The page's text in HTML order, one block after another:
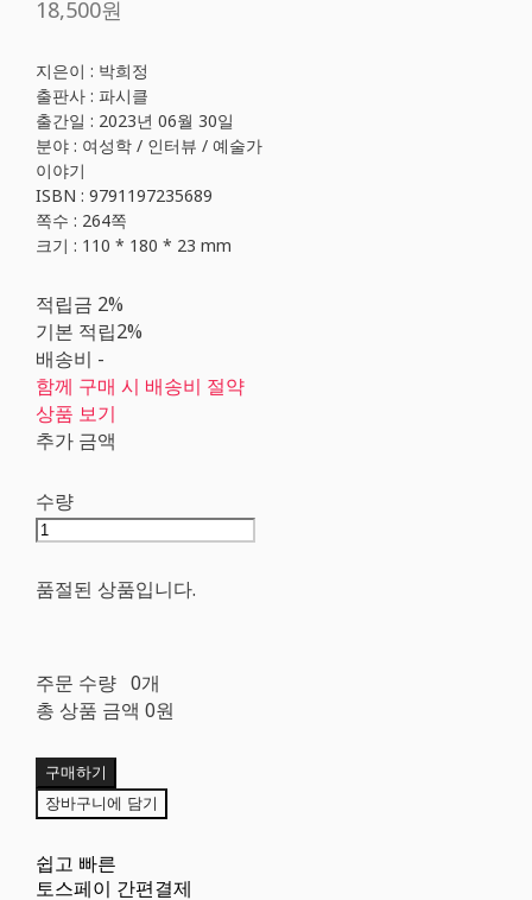
18,500원
지은이 : 박희정
출판사 : 파시클
출간일 : 2023년 06월 30일
분야 : 여성학 / 인터뷰 / 예술가
이야기
ISBN : 9791197235689
쪽수 : 264쪽
크기 : 110 * 180 * 23 mm
적립금 2%
기본 적립2%
배송비 -
함께 구매 시 배송비 절약
상품 보기
추가 금액
수량
품절된 상품입니다.
주문 수량 0개
총 상품 금액 0원
구매하기
장바구니에 담기
쉽고 빠른
토스페이 간편결제